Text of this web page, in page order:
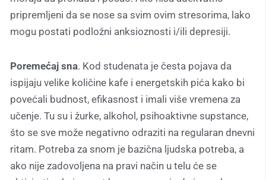
pripremljeni da se nose sa svim ovim stresorima, lako
mogu postati podložni anksioznosti i/ili depresiji.
Poremećaj sna. Kod studenata je česta pojava da
ispijaju velike količine kafe i energetskih pića kako bi
povećali budnost, efikasnost i imali više vremena za
učenje. Tu su i žurke, alkohol, psihoaktivne supstance,
što se sve može negativno odraziti na regularan dnevni
ritam. Potreba za snom je bazična ljudska potreba, a
ako nije zadovoljena na pravi način u telu će se